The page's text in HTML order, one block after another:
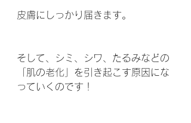
皮膚にしっかり届きます。
そして、シミ、シワ、たるみなどの
「肌の老化」を引き起こす原因にな
っていくのです！